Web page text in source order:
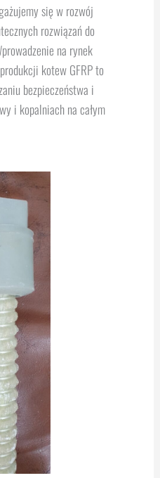
się w rozwój
rozwiązań do
na rynek
kotew GFRP to
bezpieczeństwa i
i kopalniach na całym